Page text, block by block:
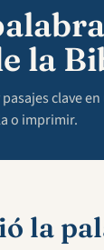
la
clave
o imprimir.
la